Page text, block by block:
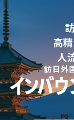
高
人
訪日外